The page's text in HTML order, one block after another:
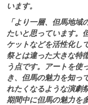
います。
「より一層、但馬地
たいと思っています。
ケットなどを活性化し
祭とは違った大きな特
う点です。アートを使
き、但馬の魅力を知っ
れたくなるような演劇
期間中に但馬の魅力を